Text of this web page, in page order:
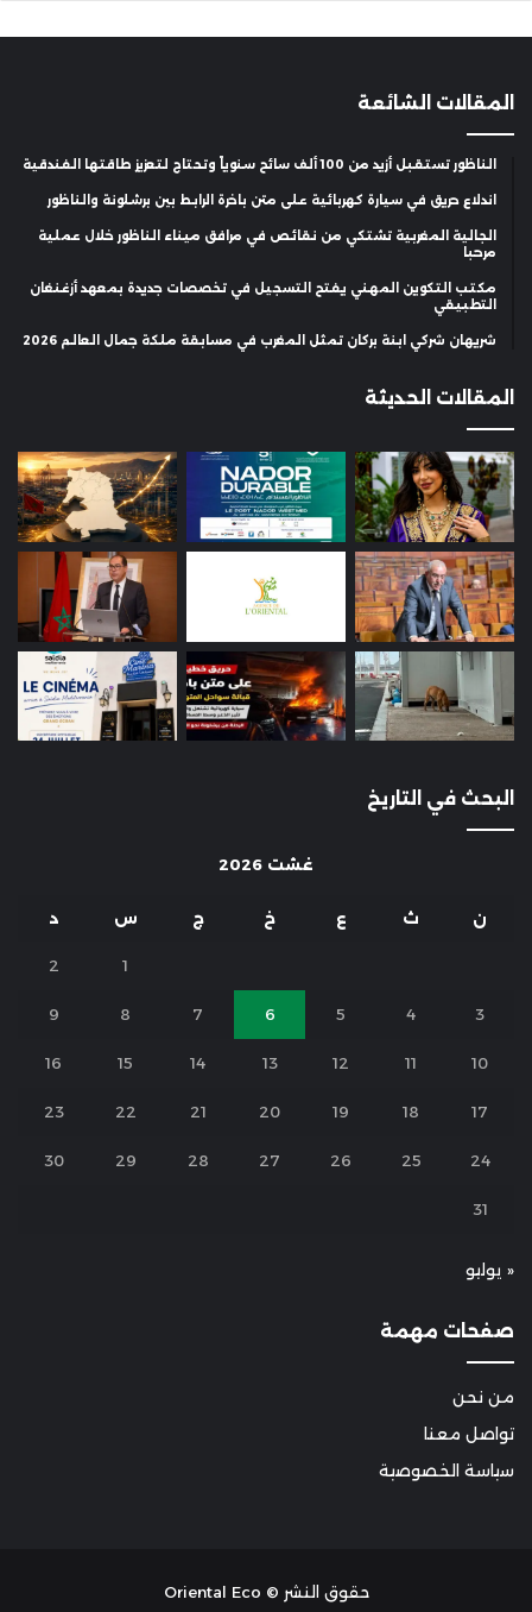
المقالات الشائعة
الناظور تستقبل أزيد من 100 ألف سائح سنوياً وتحتاج لتعزيز طاقتها الفندقية
اندلاع حريق في سيارة كهربائية على متن باخرة الرابط بين برشلونة والناظور
الجالية المغربية تشتكي من نقائص في مرافق ميناء الناظور خلال عملية
مرحبا
مكتب التكوين المهني يفتح التسجيل في تخصصات جديدة بمعهد أزغنغان
التطبيقي
شريهان شركي ابنة بركان تمثل المغرب في مسابقة ملكة جمال العالم 2026
المقالات الحديثة
البحث في التاريخ
غشت 2026
ن ث ع خ ج س د
1
2
3
4
5
6
7
8
9
10
11
12
13
14
15
16
17
18
19
20
21
22
23
24
25
26
27
28
29
30
31
« يوليو
صفحات مهمة
من نحن
تواصل معنا
سياسة الخصوصية
حقوق النشر © Oriental Eco